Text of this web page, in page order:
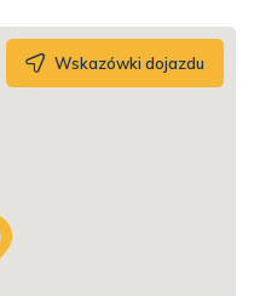
Wskazówki dojazdu